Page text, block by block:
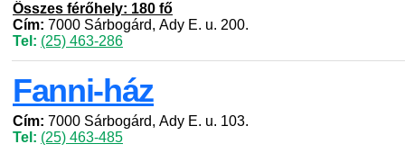
Összes férőhely: 180 fő
Cím: 7000 Sárbogárd, Ady E. u. 200.
Tel: (25) 463-286
Fanni-ház
Cím: 7000 Sárbogárd, Ady E. u. 103.
Tel: (25) 463-485